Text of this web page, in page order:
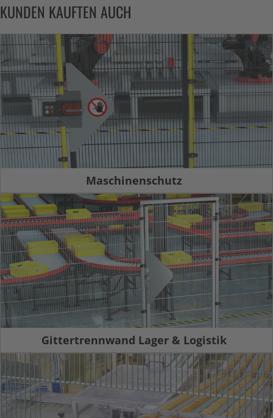
KUNDEN KAUFTEN AUCH
Maschinenschutz
Gittertrennwand Lager & Logistik